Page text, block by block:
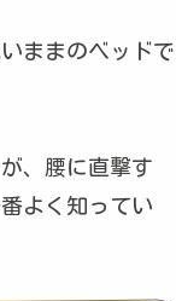
ままのベッドで
、腰に直撃す
よく知ってい